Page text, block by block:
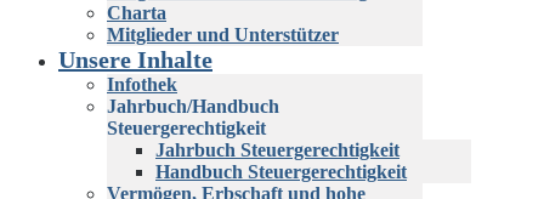
Charta
Mitglieder und Unterstützer
Unsere Inhalte
Infothek
Jahrbuch/Handbuch
Steuergerechtigkeit
Jahrbuch Steuergerechtigkeit
Handbuch Steuergerechtigkeit
Vermögen, Erbschaft und hohe